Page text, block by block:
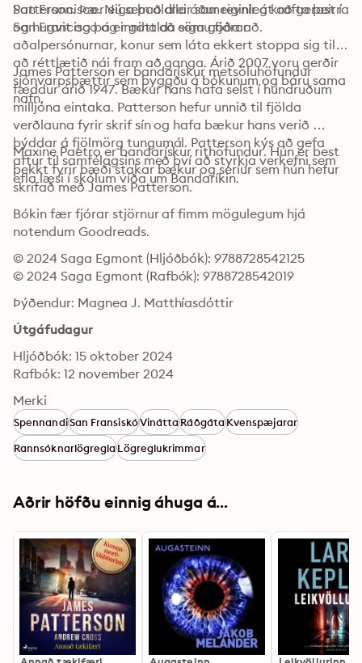
San Francisco. Nú sem aldrei áður reynir á krafta þeirra
og hugvit og þá er gott að eiga góða að.
Patterson. Þær eiga það allar sameiginlegt að gerast í
San Francisco og innihalda sömu fjórar
aðalpersónurnar, konur sem láta ekkert stoppa sig til
að réttlætið nái fram að ganga. Árið 2007 voru gerðir
sjónvarpsþættir sem byggðu á bókunum og báru sama
nafn.
James Patterson er bandarískur metsöluhöfundur
fæddur árið 1947. Bækur hans hafa selst í hundruðum
milljóna eintaka. Patterson hefur unnið til fjölda
verðlauna fyrir skrif sín og hafa bækur hans verið
þýddar á fjölmörg tungumál. Patterson kýs að gefa
aftur til samfélagsins með því að styrkja verkefni sem
efla læsi í skólum víða um Bandaríkin.
Maxine Paetro er bandarískur rithöfundur. Hún er best
þekkt fyrir bæði stakar bækur og seríur sem hún hefur
skrifað með James Patterson.
Bókin fær fjórar stjörnur af fimm mögulegum hjá
notendum Goodreads.
© 2024 Saga Egmont (Hljóðbók): 9788728542125
© 2024 Saga Egmont (Rafbók): 9788728542019
Þýðendur: Magnea J. Matthíasdóttir
Útgáfudagur
Hljóðbók: 15 oktober 2024
Rafbók: 12 november 2024
Merki
SpennandiSan FransiskóVináttaRáðgátaKvenspæjarar
RannsóknarlögreglaLögreglukrimmar
Aðrir höfðu einnig áhuga á...